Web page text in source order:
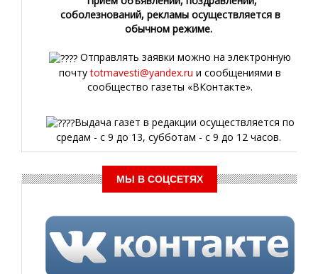
соболезнований, рекламы осуществляется в
обычном режиме.
Отправлять заявки можно на электронную
почтуtotmavesti@yandex.ru и сообщениями в
сообщество газеты «ВКонтакте».
Выдача газет в редакции осуществляется по
средам - с 9 до 13, субботам - с 9 до 12 часов.
МЫ В СОЦСЕТЯХ